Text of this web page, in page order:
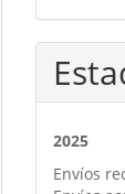
2025
Envíos